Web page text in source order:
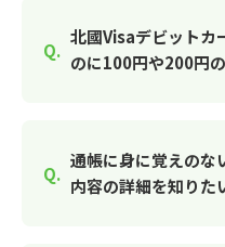
北國Visaデビットカ
のに100円や200円
通帳に身に覚えのな
内容の詳細を知りた